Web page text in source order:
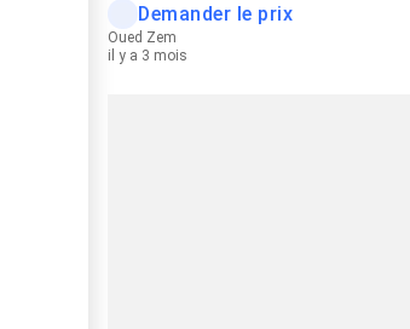
Demander le prix
Oued Zem
il y a 3 mois